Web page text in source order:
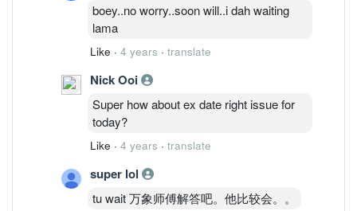
boey..no worry..soon will..i dah waiting
lama
Like · 4 years · translate
Nick Ooi
Super how about ex date right issue for
today?
Like · 4 years · translate
super lol
tu wait 万象师傅解答吧。他比较会。。